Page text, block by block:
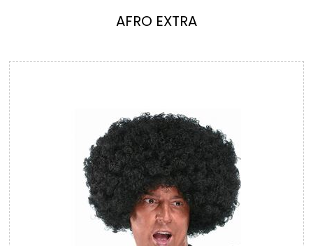
AFRO EXTRA